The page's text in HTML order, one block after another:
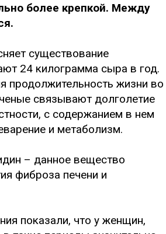
более крепкой. Между
существование
24 килограмма сыра в год.
продолжительность жизни во
связывают долголетие
с содержанием в нем
и метаболизм.
– данное вещество
фиброза печени и
показали, что у женщин,